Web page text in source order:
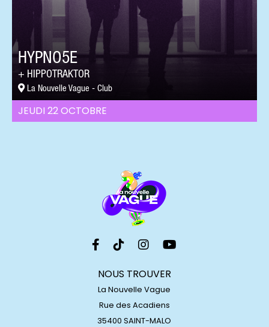
JEUDI 22 OCTOBRE
HYPNO5E
HIPPOTRAKTOR
La Nouvelle Vague - Club
NOUS TROUVER
La Nouvelle Vague
Rue des Acadiens
35400 SAINT-MALO